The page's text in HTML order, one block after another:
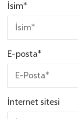
İsim*
E-posta*
İnternet sitesi